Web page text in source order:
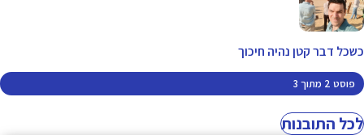
כשכל דבר קטן נהיה חיכוך
פוסט 2 מתוך 3
לכל התובנות